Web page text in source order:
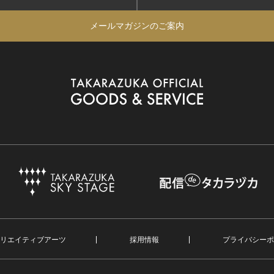
メールマガジンのご案内
エイティブアーツ 採用情報 プライバシー